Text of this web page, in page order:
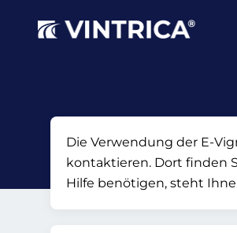
Die Verwendung der E-
kontaktieren. Dort finden
Hilfe benötigen, steht